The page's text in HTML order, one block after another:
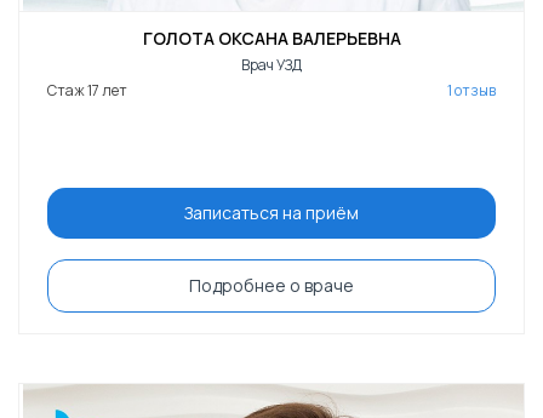
ГОЛОТА ОКСАНА ВАЛЕРЬЕВНА
Врач УЗД
Стаж 17 лет
1 отзыв
Записаться на приём
Подробнее о враче